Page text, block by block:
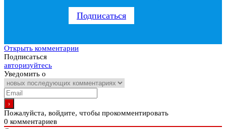
Подписаться
Открыть комментарии
Подписаться
авторизуйтесь
Уведомить о
Пожалуйста, войдите, чтобы прокомментировать
0 комментариев